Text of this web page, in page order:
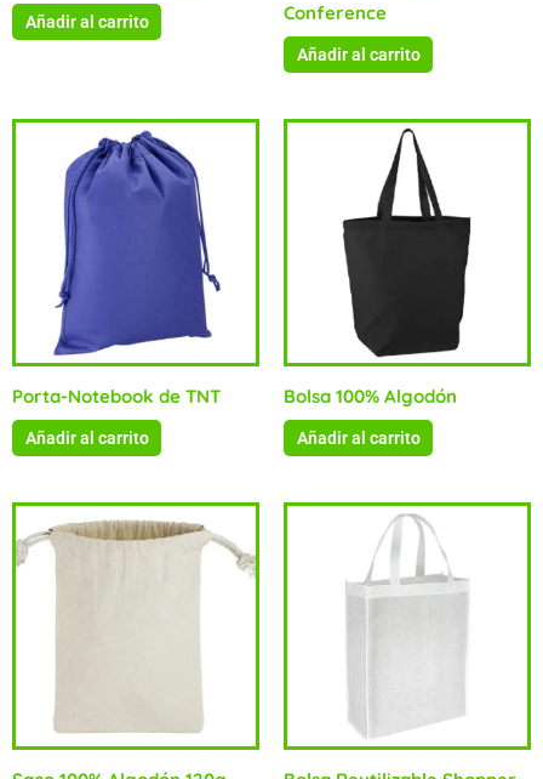
Añadir al carrito
Conference
Añadir al carrito
Porta-Notebook de TNT
Añadir al carrito
Bolsa 100% Algodón
Añadir al carrito